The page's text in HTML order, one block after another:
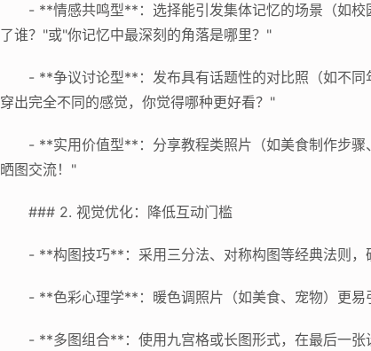
- **情感共鸣型**：选择能引发集体记忆的场景（如
了谁？"或"你记忆中最深刻的角落是哪里？"
- **争议讨论型**：发布具有话题性的对比照（如不
穿出完全不同的感觉，你觉得哪种更好看？"
- **实用价值型**：分享教程类照片（如美食制作步
晒图交流！"
### 2. 视觉优化：降低互动门槛
- **构图技巧**：采用三分法、对称构图等经典法则
- **色彩心理学**：暖色调照片（如美食、宠物）更
- **多图组合**：使用九宫格或长图形式，在最后一